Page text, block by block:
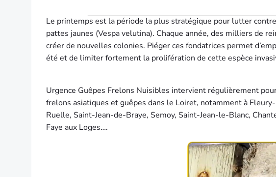
Le printemps est la période la plus stratégique pour lutter
pattes jaunes (Vespa velutina). Chaque année, des milliers de
créer de nouvelles colonies. Piéger ces fondatrices permet
été et de limiter fortement la prolifération de cette espèce
Urgence Guêpes Frelons Nuisibles intervient régulièrement
frelons asiatiques et guêpes dans le Loiret, notamment à
Ruelle, Saint-Jean-de-Braye, Semoy, Saint-Jean-le-Blanc,
Faye aux Loges….